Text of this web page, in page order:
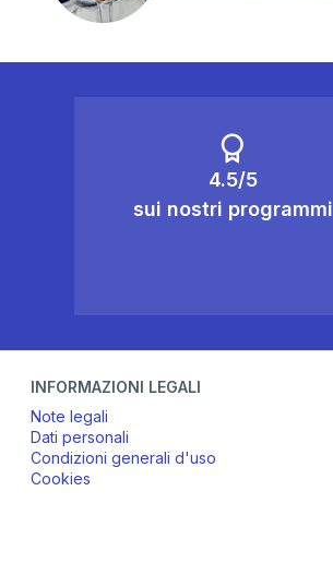
4.5/5
sui nostri programmi
INFORMAZIONI LEGALI
Note legali
Dati personali
Condizioni generali d'uso
Cookies